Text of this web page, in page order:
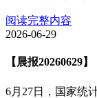
阅读完整内容
2026-06-29
【晨报20260629】
6月27日，国家统